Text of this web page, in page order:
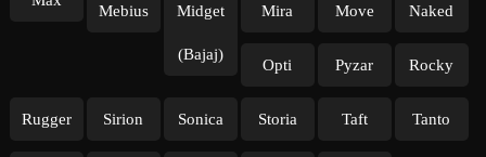
Mebius Midget
(Bajaj)
Mira Move Naked
Opti Pyzar Rocky
Rugger Sirion Sonica Storia Taft Tanto